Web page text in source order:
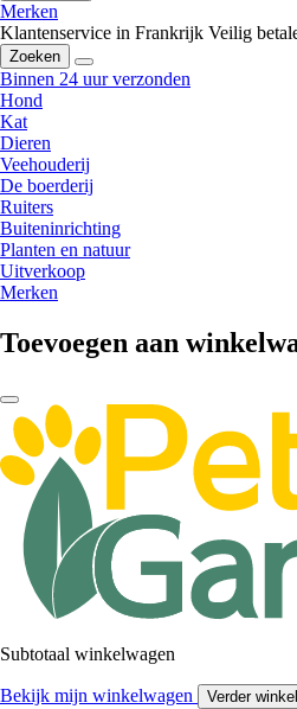
Merken
Klantenservice in Frankrijk Veilig
Zoeken
Binnen 24 uur verzonden
Hond
Kat
Dieren
Veehouderij
De boerderij
Ruiters
Buiteninrichting
Planten en natuur
Uitverkoop
Merken
Toevoegen aan
Subtotaal winkelwagen
Bekijk mijn winkelwagen Verder